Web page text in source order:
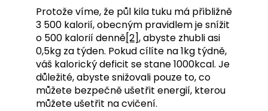
Protože víme, že půl kila tuku má přibližně
3 500 kalorií, obecným pravidlem je snížit
o 500 kalorií denně[2], abyste zhubli asi
0,5kg za týden. Pokud cílíte na 1kg týdně,
váš kalorický deficit se stane 1000kcal. Je
důležité, abyste snižovali pouze to, co
můžete bezpečně ušetřit energií, kterou
můžete ušetřit na cvičení.